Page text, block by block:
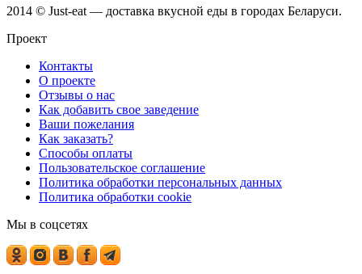
2014 © Just-eat — доставка вкусной еды в городах Беларуси.
Проект
Контакты
О проекте
Отзывы о нас
Как добавить свое заведение
Ваши пожелания
Как заказать?
Способы оплаты
Пользовательское соглашение
Политика обработки персональных данных
Политика обработки cookie
Мы в соцсетях